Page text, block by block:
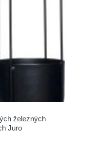
železných
Juro